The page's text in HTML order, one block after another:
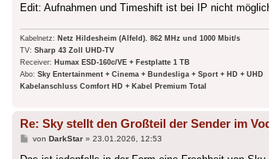
Edit: Aufnahmen und Timeshift ist bei IP nicht
Kabelnetz: Netz Hildesheim (Alfeld). 862 MHz und 1000 Mbit/s
TV: Sharp 43 Zoll UHD-TV
Receiver: Humax ESD-160c/VE + Festplatte 1 TB
Abo: Sky Entertainment + Cinema + Bundesliga + Sport + HD + UHD
Kabelanschluss Comfort HD + Kabel Premium Total
Re: Sky stellt den Großteil der Sender im
Beitrag
von DarkStar» 23.01.2026, 12:53